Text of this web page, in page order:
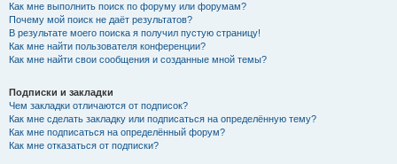
Как мне выполнить поиск по форуму или форумам?
Почему мой поиск не даёт результатов?
В результате моего поиска я получил пустую страницу!
Как мне найти пользователя конференции?
Как мне найти свои сообщения и созданные мной темы?
Подписки и закладки
Чем закладки отличаются от подписок?
Как мне сделать закладку или подписаться на определённую тему?
Как мне подписаться на определённый форум?
Как мне отказаться от подписки?